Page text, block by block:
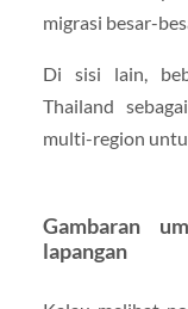
migrasi besar-
Di sisi lain,
Thailand
multi-region
Gambaran
lapangan